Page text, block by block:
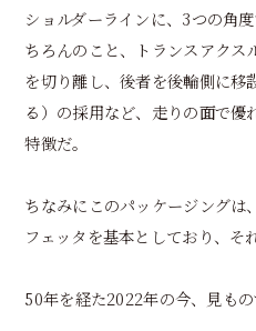
ショルダーラインに、3つの角
ちろんのこと、トランスアクス
を切り離し、後者を後輪側に移
る）の採用など、走りの面で
特徴だ。
ちなみにこのパッケージングは
フェッタを基本としており、
50年を経た2022年の今、見もの